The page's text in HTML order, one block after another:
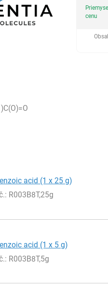
cenu
acid (1 x 25 g)
: R003B8T,25g
acid (1 x 5 g)
: R003B8T,5g